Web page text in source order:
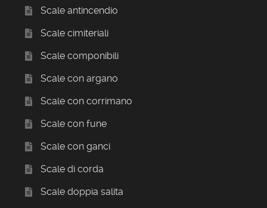
Scale antincendio
Scale cimiteriali
Scale componibili
Scale con argano
Scale con corrimano
Scale con fune
Scale con ganci
Scale di corda
Scale doppia salita